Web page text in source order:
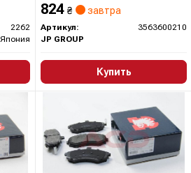
2262
Япония
824 ₴ завтра
Артикул:
3563600210
JP GROUP
Купить